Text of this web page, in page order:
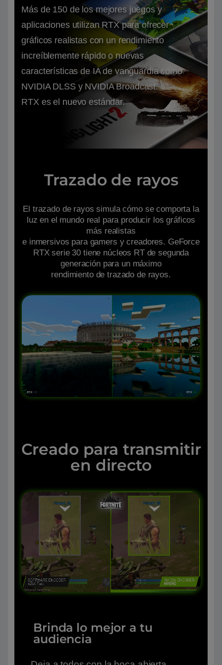
Más de 150 de los mejores juegos y
aplicaciones utilizan RTX para ofrecer
gráficos realistas con un rendimiento
increíblemente rápido o nuevas
características de IA de vanguardia como
NVIDIA DLSS y NVIDIA Broadcast.
RTX es el nuevo estándar.
Trazado de rayos
El trazado de rayos simula cómo se comporta la
luz en el mundo real para producir los gráficos
más realistas
e inmersivos para gamers y creadores. GeForce
RTX serie 30 tiene núcleos RT de segunda
generación para un máximo
rendimiento de trazado de rayos.
Creado para transmitir
en directo
Brinda lo mejor a tu
audiencia